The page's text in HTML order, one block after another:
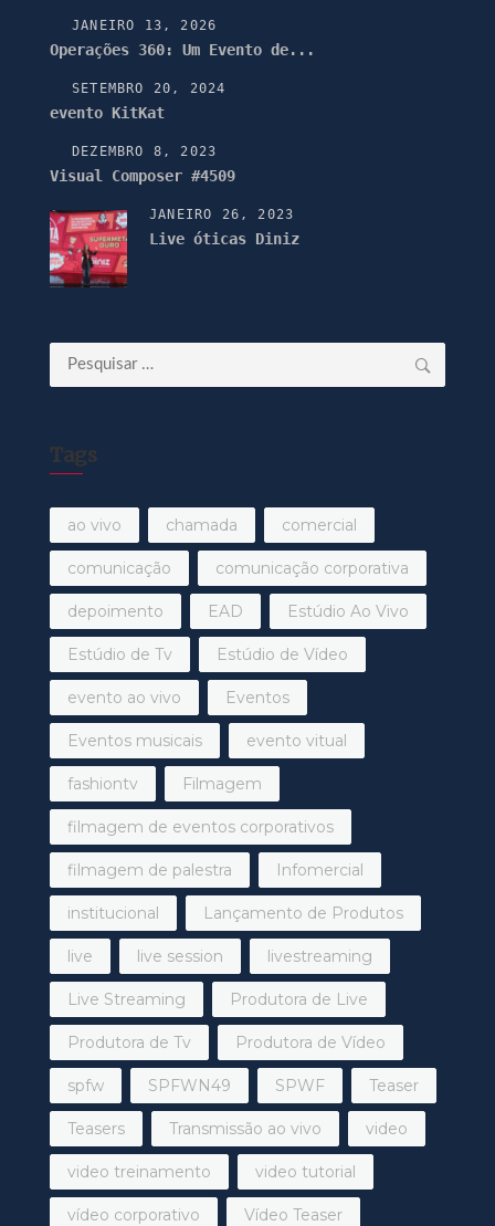
JANEIRO 13, 2026
Operações 360: Um Evento de...
SETEMBRO 20, 2024
evento KitKat
DEZEMBRO 8, 2023
Visual Composer #4509
JANEIRO 26, 2023
Live óticas Diniz
Pesquisar
por:
Tags
ao vivo chamada comercial
comunicação comunicação corporativa
depoimento EAD Estúdio Ao Vivo
Estúdio de Tv Estúdio de Vídeo
evento ao vivo Eventos
Eventos musicais evento vitual
fashiontv Filmagem
filmagem de eventos corporativos
filmagem de palestra Infomercial
institucional Lançamento de Produtos
live live session livestreaming
Live Streaming Produtora de Live
Produtora de Tv Produtora de Vídeo
spfw SPFWN49 SPWF Teaser
Teasers Transmissão ao vivo video
video treinamento video tutorial
vídeo corporativo Vídeo Teaser